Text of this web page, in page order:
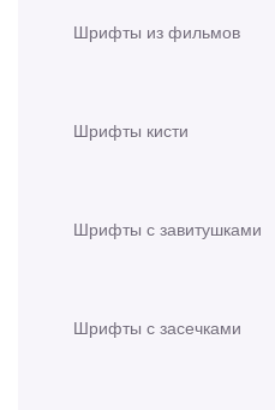
Шрифты из фильмов
Шрифты кисти
Шрифты с завитушками
Шрифты с засечками